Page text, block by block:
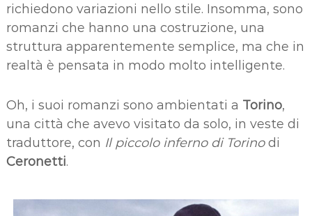
richiedono variazioni nello stile. Insomma, sono
romanzi che hanno una costruzione, una
struttura apparentemente semplice, ma che in
realtà è pensata in modo molto intelligente.
Oh, i suoi romanzi sono ambientati a Torino,
una città che avevo visitato da solo, in veste di
traduttore, con Il piccolo inferno di Torinodi
Ceronetti.